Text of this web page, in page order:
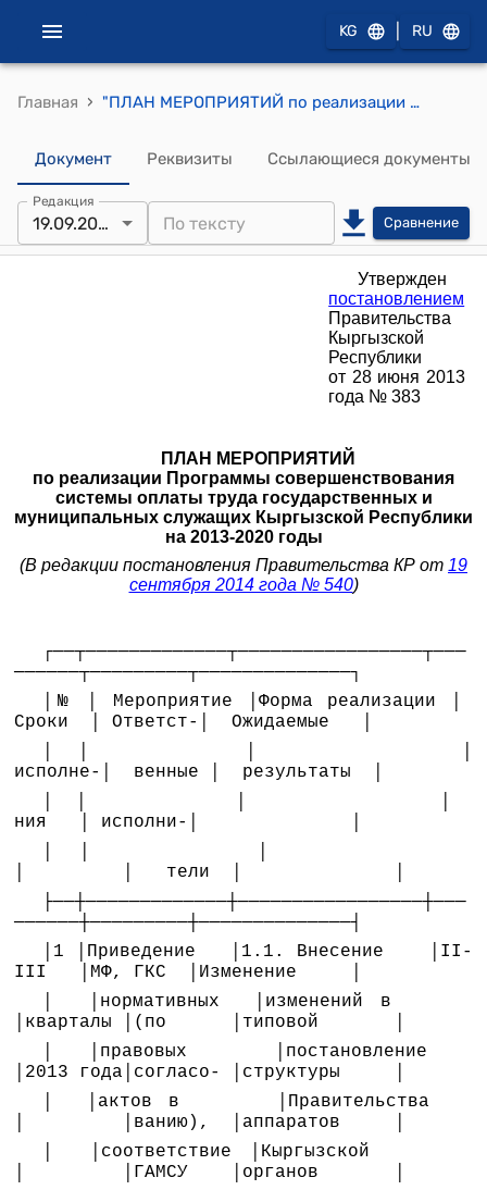
KG RU
Главная › "ПЛАН МЕРОПРИЯТИЙ по реализации Программы совершенствования системы оплаты труда государственных и муниципальных служащих Кыргызской Республики на 2013-2020 годы" (Утвержден постановлением Правительства Кыргызской Республики от 28 июня 2013 года № 383)
Документ Реквизиты Ссылающиеся документы
Редакция
19.09.2014 Сравнение